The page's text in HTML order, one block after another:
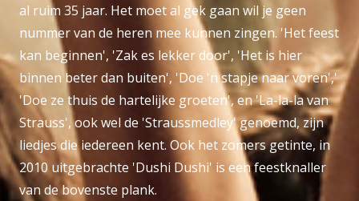
al ruim 35 jaar. Het moet al gek gaan wil je geen
nummer van de heren mee kunnen zingen. 'Het feest
kan beginnen', 'Zak es lekker door', 'Het is hier
binnen beter dan buiten', 'Doe 'n stapje naar voren','
'Doe ze thuis de hartelijke groeten', en 'La-la-la van
Strauss', ook wel de 'Straussmedley' genoemd, zijn
liedjes die iedereen kent. Ook het zomers getinte, in
2010 uitgebrachte 'Dushi Dushi' is een feestknaller
van de bovenste plank.